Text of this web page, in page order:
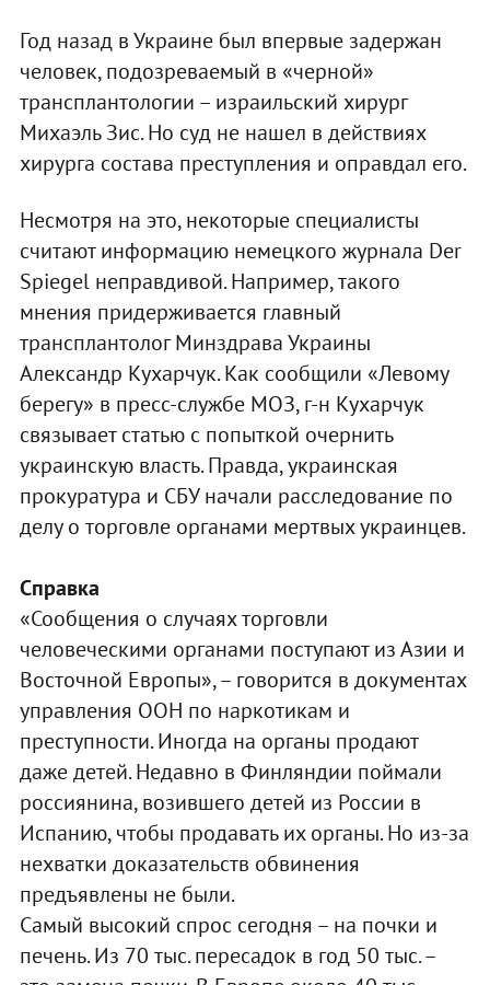
Год назад в Украине был впервые задержан
человек, подозреваемый в «черной»
трансплантологии – израильский хирург
Михаэль Зис. Но суд не нашел в действиях
хирурга состава преступления и оправдал его.
Несмотря на это, некоторые специалисты
считают информацию немецкого журнала Der
Spiegel неправдивой. Например, такого
мнения придерживается главный
трансплантолог Минздрава Украины
Александр Кухарчук. Как сообщили «Левому
берегу» в пресс-службе МОЗ, г-н Кухарчук
связывает статью с попыткой очернить
украинскую власть. Правда, украинская
прокуратура и СБУ начали расследование по
делу о торговле органами мертвых украинцев.
Справка
«Сообщения о случаях торговли
человеческими органами поступают из Азии и
Восточной Европы», – говорится в документах
управления ООН по наркотикам и
преступности. Иногда на органы продают
даже детей. Недавно в Финляндии поймали
россиянина, возившего детей из России в
Испанию, чтобы продавать их органы. Но из-за
нехватки доказательств обвинения
предъявлены не были.
Самый высокий спрос сегодня – на почки и
печень. Из 70 тыс. пересадок в год 50 тыс. –